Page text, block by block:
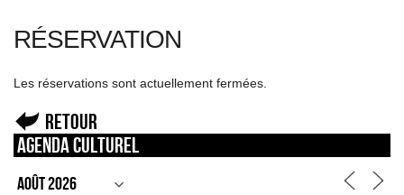
RÉSERVATION
Les réservations sont actuellement fermées.
Retour
Agenda culturel